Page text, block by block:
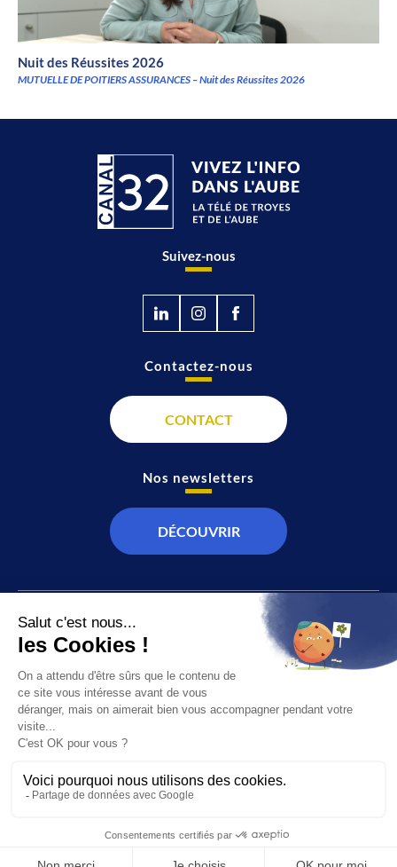
Nuit des Réussites 2026
MUTUELLE DE POITIERS ASSURANCES – Nuit des Réussites 2026
Suivez-nous
JT
ÉCONOMIE
CULTURE & LOISIRS
SPORT
À propos de nous
Recevoir la chaîne
Contactez-nous
CONTACT
Nos newsletters
DÉCOUVRIR